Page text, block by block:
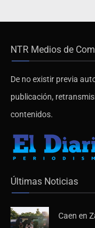
NTR Medios de
De no existir previa
publicación,
contenidos.
Últimas Noticias
Caen en